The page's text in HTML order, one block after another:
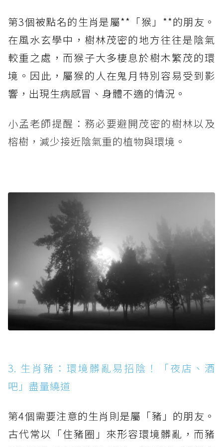
第3個被點名的生肖是屬**「猴」**的朋友。
在風水玄學中，樹林茂密的地方往往是陰氣
較重之處，而猴子大多棲息於樹木繁茂的環
境。因此，屬猴的人在鬼月特別容易受到影
響，出現生病感冒、身體不適的情況。
小孟老師提醒：務必要避開茂密的樹林以及
榕樹，減少接近陰氣重的植物與環境。
3. 生肖豬：環境髒亂易招陰！「夜店、酒
吧」盡量繞道
第4個需要注意的生肖則是屬「豬」的朋友。
古代常以「住豬圈」來形容環境髒亂，而豬